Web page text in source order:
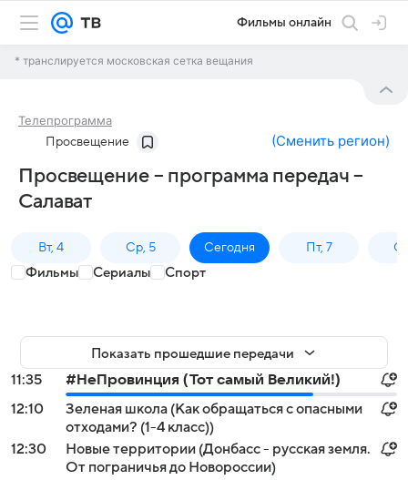
Фильмы онлайн
* транслируется московская сетка вещания
Телепрограмма
Просвещение (Сменить регион)
Просвещение – программа передач –
Салават
Вт, 4 Ср, 5 Сегодня Пт, 7
Фильмы Сериалы Спорт
Показать прошедшие передачи
11:35
#НеПровинция (Тот самый Великий!)
12:10
Зеленая школа (Как обращаться с опасными
отходами? (1-4 класс))
12:30
Новые территории (Донбасс - русская земля.
От пограничья до Новороссии)